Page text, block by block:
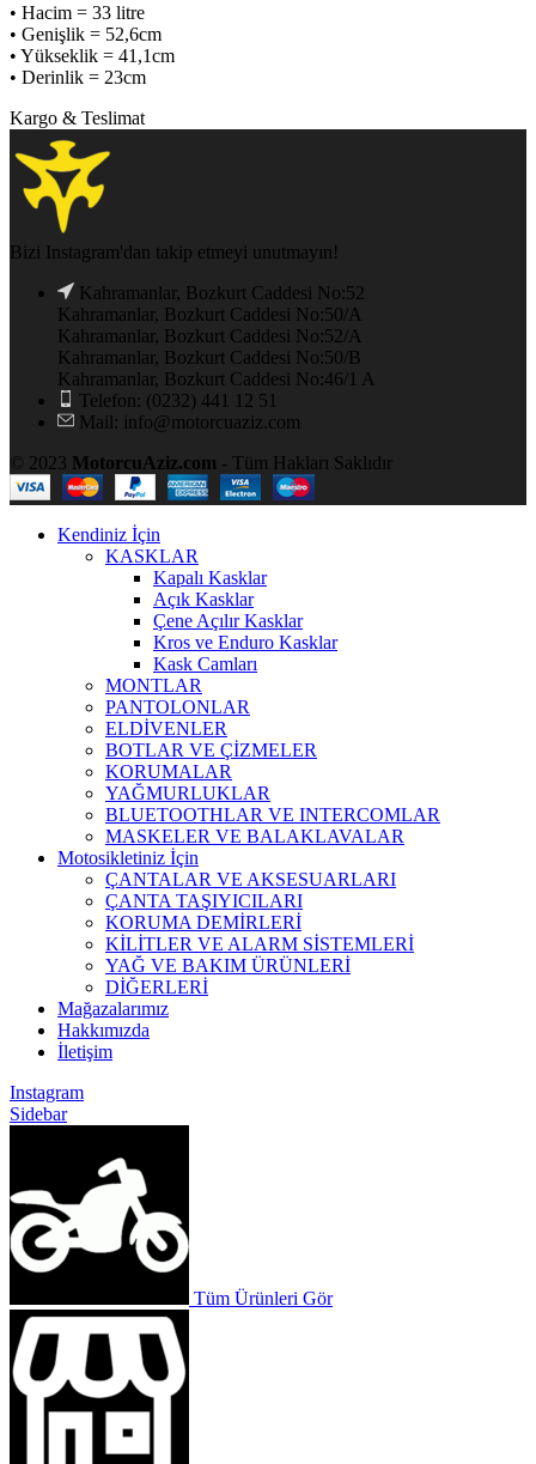
• Hacim = 33 litre
• Genişlik = 52,6cm
• Yükseklik = 41,1cm
• Derinlik = 23cm
Kargo & Teslimat
Bizi Instagram'dan takip etmeyi unutmayın!
Kahramanlar, Bozkurt Caddesi No:52
Kahramanlar, Bozkurt Caddesi No:50/A
Kahramanlar, Bozkurt Caddesi No:52/A
Kahramanlar, Bozkurt Caddesi No:50/B
Kahramanlar, Bozkurt Caddesi No:46/1 A
Telefon: (0232) 441 12 51
Mail: info@motorcuaziz.com
© 2023 MotorcuAziz.com - Tüm Hakları Saklıdır
Kendiniz İçin
KASKLAR
Kapalı Kasklar
Açık Kasklar
Çene Açılır Kasklar
Kros ve Enduro Kasklar
Kask Camları
MONTLAR
PANTOLONLAR
ELDİVENLER
BOTLAR VE ÇİZMELER
KORUMALAR
YAĞMURLUKLAR
BLUETOOTHLAR VE INTERCOMLAR
MASKELER VE BALAKLAVALAR
Motosikletiniz İçin
ÇANTALAR VE AKSESUARLARI
ÇANTA TAŞIYICILARI
KORUMA DEMİRLERİ
KİLİTLER VE ALARM SİSTEMLERİ
YAĞ VE BAKIM ÜRÜNLERİ
DİĞERLERİ
Mağazalarımız
Hakkımızda
İletişim
Instagram
Sidebar
Tüm Ürünleri Gör